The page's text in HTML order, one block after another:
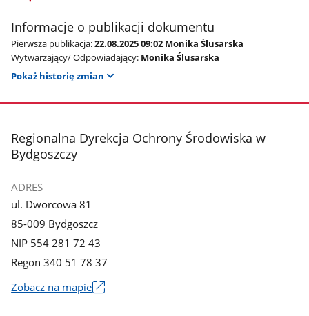
Informacje o publikacji dokumentu
Pierwsza publikacja:22.08.2025 09:02 Monika Ślusarska
Wytwarzający/ Odpowiadający: Monika Ślusarska
Pokaż historię zmian
stopka
Regionalna Dyrekcja Ochrony Środowiska w
Bydgoszczy
ADRES
ul. Dworcowa 81
85-009 Bydgoszcz
NIP 554 281 72 43
Regon 340 51 78 37
Zobacz na mapie